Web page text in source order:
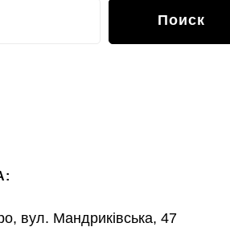
Поиск
вул. Мандриківська, 47